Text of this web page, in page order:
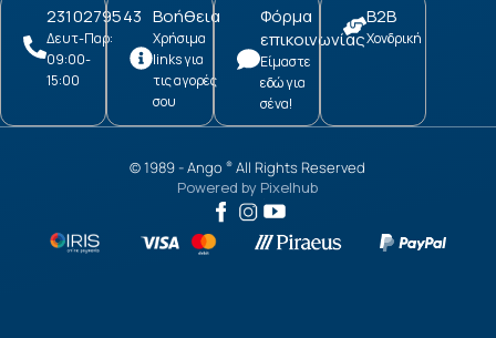
2310279543
Δευτ-Παρ:
09:00-
15:00
Βοήθεια
Χρήσιμα
links για
τις αγορές
σου
Φόρμα
επικοινωνίας
Είμαστε
εδώ για
σένα!
B2B
Χονδρική
© 1989 -Ango® All Rights Reserved
Powered by Pixelhub